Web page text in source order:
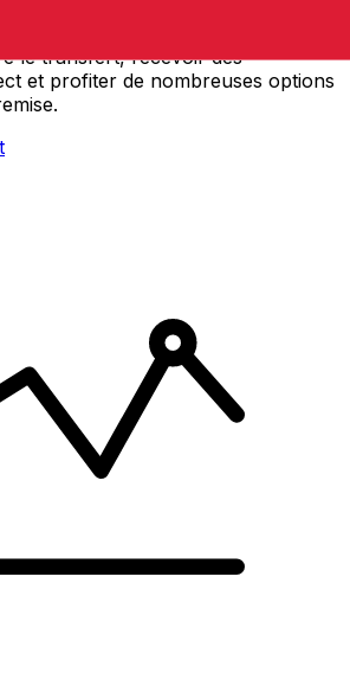
en ligne de façon sûre et rapide.
le transfert, recevoir des
et profiter de nombreuses options